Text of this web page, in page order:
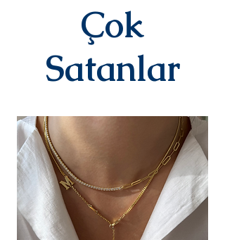
edilir.Kargoya teslim edildiğinde
takip numaranız,anlaşmalı kargo
firmamız olan Yurtiçi Kargo
tarafından size sms olarak iletilir.
DEĞİŞİM&İADE
Kişiye özel
yoktur.Ürünler sipariş üstüne kişiye
özel olarak hazırlanır.Küpe
kategorisindeki ürünlerimiz hijyen
nedeniyle iade alınmamaktadır.
Diğer ürünlerimiz için bizimle 14
gün içinde iletişime geçerek
iade değişim talebinizi
iletebilirsiniz.İade/değişim sürecin
Çok
Satanlar